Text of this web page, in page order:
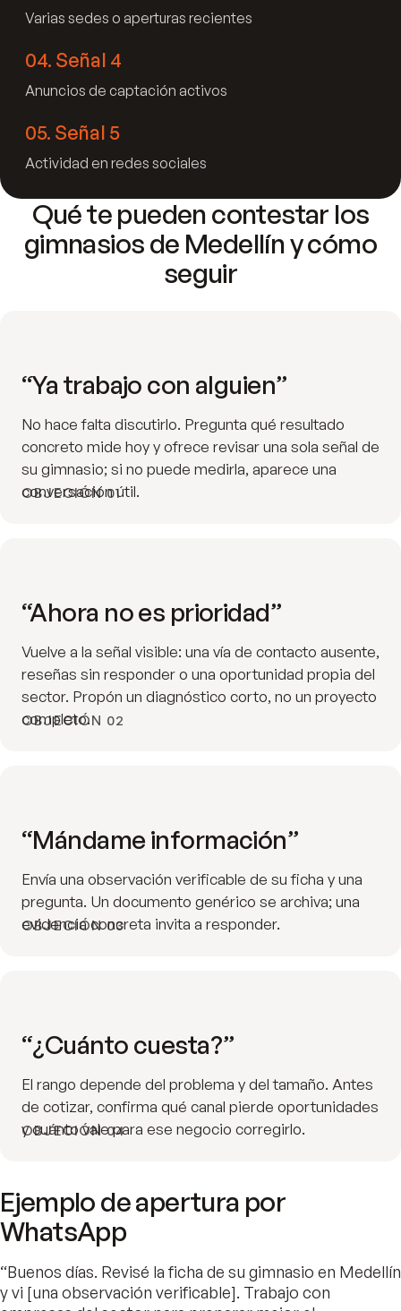
Varias sedes o aperturas recientes
04. Señal 4
Anuncios de captación activos
05. Señal 5
Actividad en redes sociales
Qué te pueden contestar los
gimnasios de Medellín y cómo
seguir
OBJECIÓN 01
“Ya trabajo con alguien”
No hace falta discutirlo. Pregunta qué resultado
concreto mide hoy y ofrece revisar una sola señal de
su gimnasio; si no puede medirla, aparece una
conversación útil.
OBJECIÓN 02
“Ahora no es prioridad”
Vuelve a la señal visible: una vía de contacto ausente,
reseñas sin responder o una oportunidad propia del
sector. Propón un diagnóstico corto, no un proyecto
completo.
OBJECIÓN 03
“Mándame información”
Envía una observación verificable de su ficha y una
pregunta. Un documento genérico se archiva; una
evidencia concreta invita a responder.
OBJECIÓN 04
“¿Cuánto cuesta?”
El rango depende del problema y del tamaño. Antes
de cotizar, confirma qué canal pierde oportunidades
y cuánto vale para ese negocio corregirlo.
Ejemplo de apertura por
WhatsApp
“Buenos días. Revisé la ficha de su gimnasio en Medellín
y vi [una observación verificable]. Trabajo con